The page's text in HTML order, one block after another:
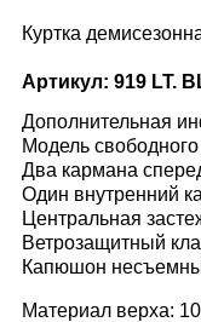
Куртка
Артикул: 919 LT.
Дополнительная
Модель свободного
Два кармана
Один внутренний
Центральная
Ветрозащитный
Капюшон
Материал верха: